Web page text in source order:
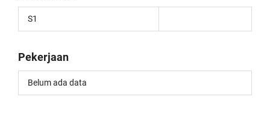
S1
Pekerjaan
Belum ada data